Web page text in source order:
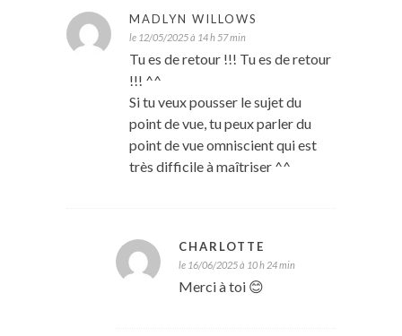
MADLYN WILLOWS
le 12/05/2025 à 14 h 57 min
Tu es de retour !!! Tu es de retour
!!! ^^
Si tu veux pousser le sujet du
point de vue, tu peux parler du
point de vue omniscient qui est
très difficile à maîtriser ^^
CHARLOTTE
le 16/06/2025 à 10 h 24 min
Merci à toi 😊